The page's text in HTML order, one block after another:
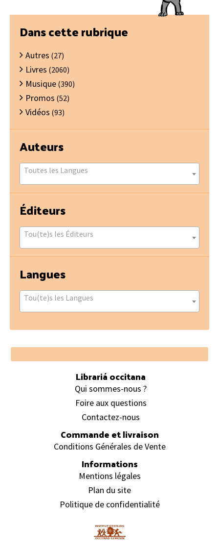
Barre
latérale
principale
Dans cette rubrique
Autres (27)
Livres (2060)
Musique (390)
Promos (52)
Vidéos (93)
Auteurs
Toutes les Langues
Éditeurs
Tou(te)s les Éditeurs
Langues
Tou(te)s les Langues
Footer
Librariá occitana
Qui sommes-nous ?
Foire aux questions
Contactez-nous
Commande et livraison
Conditions Générales de Vente
Informations
Mentions légales
Plan du site
Politique de confidentialité